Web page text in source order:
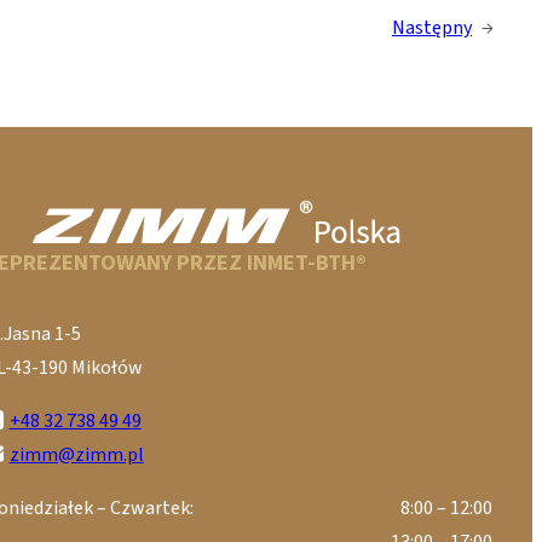
Następny →
PRZEZ INMET-BTH®
1-5
43-190 Mikołów
+48 32 738 49 49
zimm@zimm.pl
– Czwartek:
8:00 – 12:00